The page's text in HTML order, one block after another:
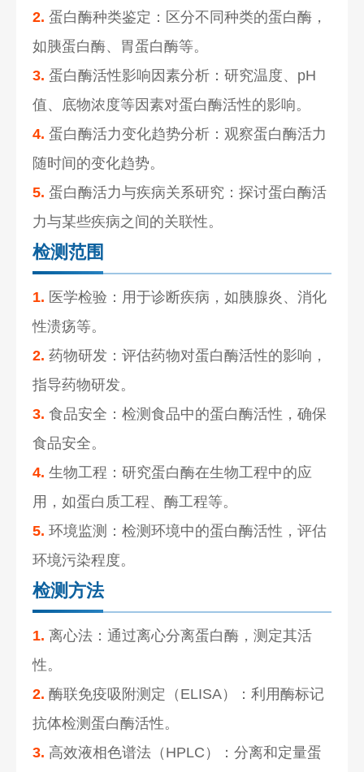
2. 蛋白酶种类鉴定：区分不同种类的蛋白酶，
如胰蛋白酶、胃蛋白酶等。
3. 蛋白酶活性影响因素分析：研究温度、pH
值、底物浓度等因素对蛋白酶活性的影响。
4. 蛋白酶活力变化趋势分析：观察蛋白酶活力
随时间的变化趋势。
5. 蛋白酶活力与疾病关系研究：探讨蛋白酶活
力与某些疾病之间的关联性。
检测范围
1. 医学检验：用于诊断疾病，如胰腺炎、消化
性溃疡等。
2. 药物研发：评估药物对蛋白酶活性的影响，
指导药物研发。
3. 食品安全：检测食品中的蛋白酶活性，确保
食品安全。
4. 生物工程：研究蛋白酶在生物工程中的应
用，如蛋白质工程、酶工程等。
5. 环境监测：检测环境中的蛋白酶活性，评估
环境污染程度。
检测方法
1. 离心法：通过离心分离蛋白酶，测定其活
性。
2. 酶联免疫吸附测定（ELISA）：利用酶标记
抗体检测蛋白酶活性。
3. 高效液相色谱法（HPLC）：分离和定量蛋